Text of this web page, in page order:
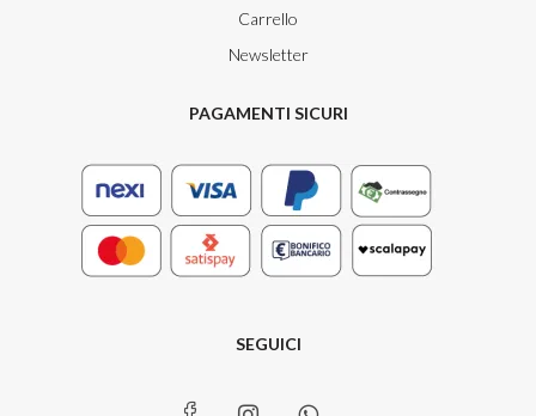
Carrello
Newsletter
PAGAMENTI SICURI
SEGUICI